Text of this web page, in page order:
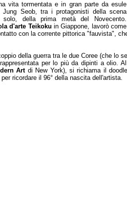
vita tormentata e in gran parte da esule
Seob, tra i protagonisti della scena
della prima metà del Novecento.
d'arte Teikoku in Giappone, lavorò come
con la corrente pittorica "fauvista",
della guerra tra le due Coree (che lo
per lo più da dipinti a olio.
Artdi New York), si richiama il
ricordare il 96° della nascita dell'artista.